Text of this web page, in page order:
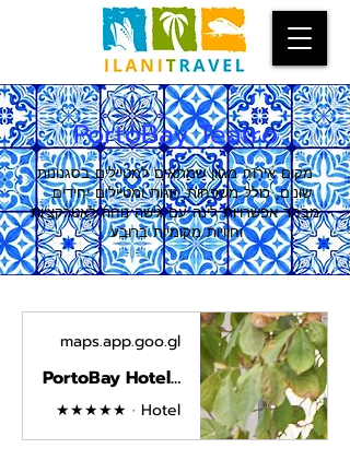
PortoBay Teatro
מקום אירוח מגוון שמתאים למטיילים בסגנונות
שונים, כולל משפחות, זוגות ומטיילים יחידים.
מבחר אפשרויות לינה עם גישה נוחה לאטרקציות
וחוויות מקומיות ברובע.
maps.app.goo.gl
PortoBay Hotel Teatro · R. de Sá da Bandeira 84, 4000-427 Porto, Portugal
★★★★★ · Hotel